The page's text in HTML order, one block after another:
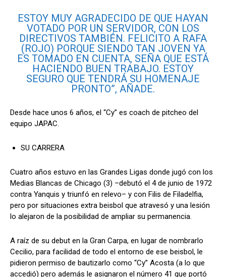
ESTOY MUY AGRADECIDO DE QUE HAYAN
VOTADO POR UN SERVIDOR, CON LOS
DIRECTIVOS TAMBIÉN. FELICITO A RAFA
(ROJO) PORQUE SIENDO TAN JOVEN YA
ES TOMADO EN CUENTA, SEÑA QUE ESTÁ
HACIENDO BUEN TRABAJO. ESTOY
SEGURO QUE TENDRÁ SU HOMENAJE
PRONTO”, AÑADE.
Desde hace unos 6 años, el “Cy” es coach de pitcheo del
equipo JAPAC.
SU CARRERA
Cuatro años estuvo en las Grandes Ligas donde jugó con los
Medias Blancas de Chicago (3) –debutó el 4 de junio de 1972
contra Yanquis y triunfó en relevo– y con Filis de Filadelfia,
pero por situaciones extra beisbol que atravesó y una lesión
lo alejaron de la posibilidad de ampliar su permanencia.
A raíz de su debut en la Gran Carpa, en lugar de nombrarlo
Cecilio, para facilidad de todo el entorno de ese beisbol, le
pidieron permiso de bautizarlo como “Cy” Acosta (a lo que
accedió) pero además le asignaron el número 41 que portó